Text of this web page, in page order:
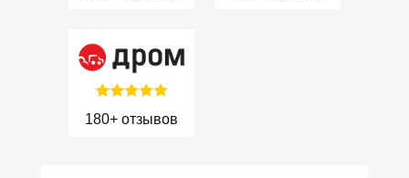
180+ отзывов